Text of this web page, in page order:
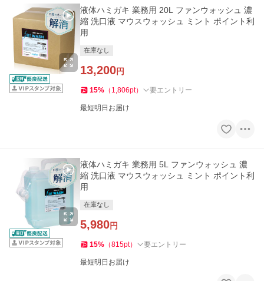
液体ハミガキ 業務用 20L ファンウォッシュ 濃
縮 洗口液 マウスウォッシュ ミント ポイント利
用
在庫なし
13,200円
15% （ 1,806pt） 要エントリー
最短明日お届け
液体ハミガキ 業務用 5L ファンウォッシュ 濃
縮 洗口液 マウスウォッシュ ミント ポイント利
用
在庫なし
5,980円
15% （815pt） 要エントリー
最短明日お届け